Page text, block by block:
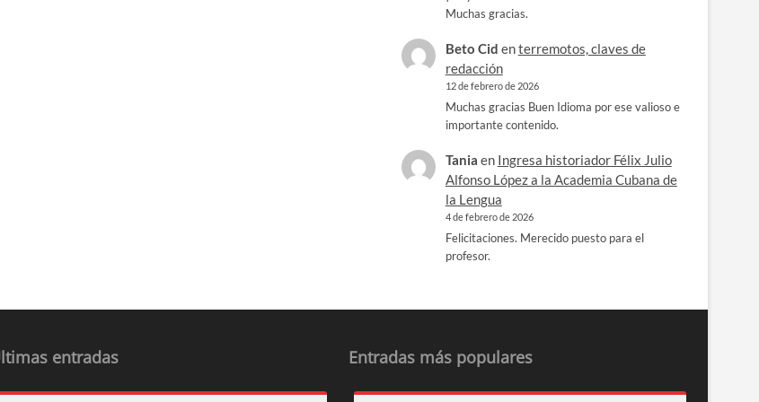
Muchas gracias.
Beto Cid enterremotos, claves de
redacción
12 de febrero de 2026
Muchas gracias Buen Idioma por ese valioso e
importante contenido.
Tania en Ingresa historiador Félix Julio
Alfonso López a la Academia Cubana de
la Lengua
4 de febrero de 2026
Felicitaciones. Merecido puesto para el
profesor.
entradas Entradas más populares